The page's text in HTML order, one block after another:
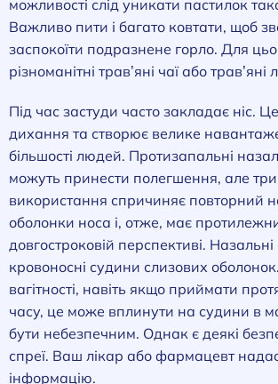
можливості слід уникати пастилок
Важливо пити і багато ковтати, щоб
заспокоїти подразнене горло. Для
різноманітні трав’яні чаї або
Під час застуди часто закладає ніс.
дихання та створює велике
більшості людей. Протизапальні
можуть принести полегшення, але
використання спричиняє повторний
оболонки носа і, отже, має
довгостроковій перспективі.
кровоносні судини слизових
вагітності, навіть якщо приймати
часу, це може вплинути на судини в
бути небезпечним. Однак є деякі
спреї. Ваш лікар або фармацевт
інформацію.